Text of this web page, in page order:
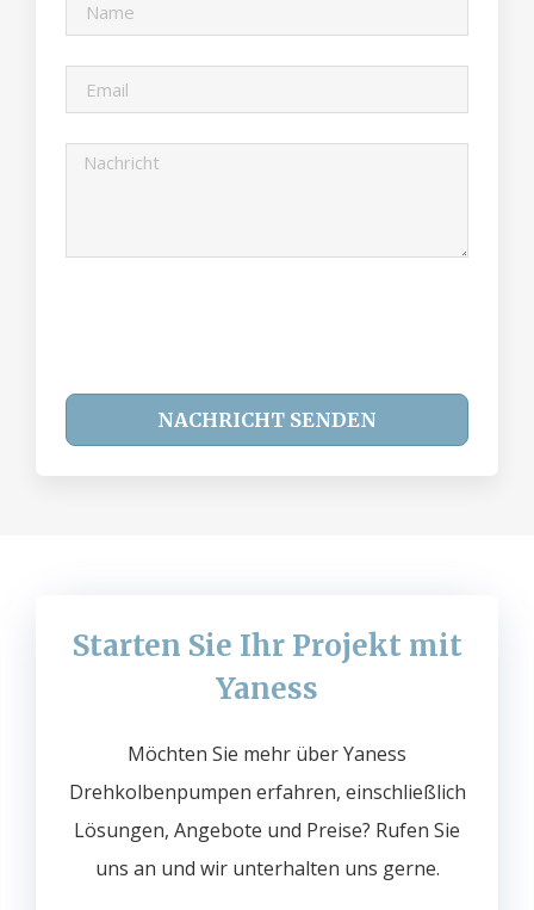
NACHRICHT SENDEN
Starten Sie Ihr Projekt mit
Yaness
Möchten Sie mehr über Yaness
Drehkolbenpumpen erfahren, einschließlich
Lösungen, Angebote und Preise? Rufen Sie
uns an und wir unterhalten uns gerne.